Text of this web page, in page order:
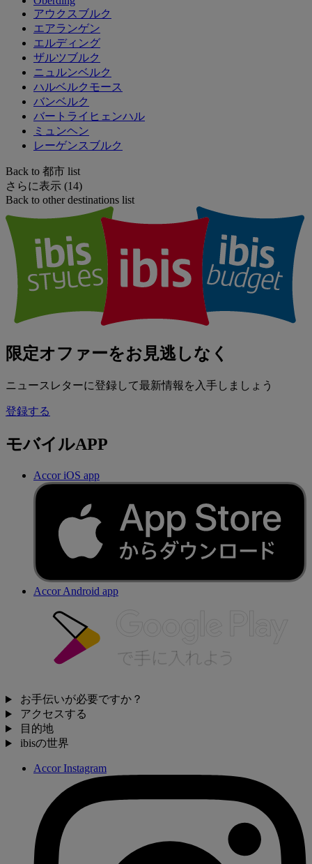
アウクスブルク
エアランゲン
エルディング
ザルツブルク
ニュルンベルク
ハルベルクモース
バンベルク
バートライヒェンハル
ミュンヘン
レーゲンスブルク
Back to 都市 list
さらに表示 (14)
Back to other destinations list
限定オファーをお見逃しなく
ニュースレターに登録して最新情報を入手しましょう
登録する
モバイルAPP
Accor iOS app
Accor Android app
お手伝いが必要ですか？
アクセスする
目的地
ibisの世界
Accor Instagram